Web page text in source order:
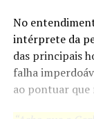
No
intérprete da
das principais
falha
ao pontuar